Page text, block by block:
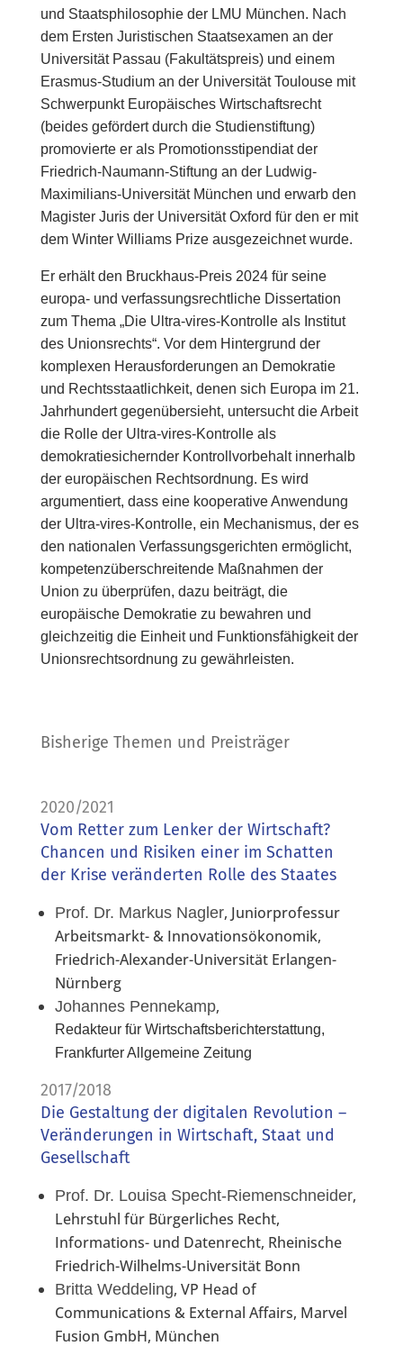
und Staatsphilosophie der LMU München. Nach
dem Ersten Juristischen Staatsexamen an der
Universität Passau (Fakultätspreis) und einem
Erasmus-Studium an der Universität Toulouse mit
Schwerpunkt Europäisches Wirtschaftsrecht
(beides gefördert durch die Studienstiftung)
promovierte er als Promotionsstipendiat der
Friedrich-Naumann-Stiftung an der Ludwig-
Maximilians-Universität München und erwarb den
Magister Juris der Universität Oxford für den er mit
dem Winter Williams Prize ausgezeichnet wurde.
Er erhält den Bruckhaus-Preis 2024 für seine
europa- und verfassungsrechtliche Dissertation
zum Thema „Die Ultra-vires-Kontrolle als Institut
des Unionsrechts“. Vor dem Hintergrund der
komplexen Herausforderungen an Demokratie
und Rechtsstaatlichkeit, denen sich Europa im 21.
Jahrhundert gegenübersieht, untersucht die Arbeit
die Rolle der Ultra-vires-Kontrolle als
demokratiesichernder Kontrollvorbehalt innerhalb
der europäischen Rechtsordnung. Es wird
argumentiert, dass eine kooperative Anwendung
der Ultra-vires-Kontrolle, ein Mechanismus, der es
den nationalen Verfassungsgerichten ermöglicht,
kompetenzüberschreitende Maßnahmen der
Union zu überprüfen, dazu beiträgt, die
europäische Demokratie zu bewahren und
gleichzeitig die Einheit und Funktionsfähigkeit der
Unionsrechtsordnung zu gewährleisten.
Bisherige Themen und Preisträger
2020/2021
Vom Retter zum Lenker der Wirtschaft?
Chancen und Risiken einer im Schatten
der Krise veränderten Rolle des Staates
Prof. Dr. Markus Nagler, Juniorprofessur
Arbeitsmarkt- & Innovationsökonomik,
Friedrich-Alexander-Universität Erlangen-
Nürnberg
Johannes Pennekamp,
Redakteur für Wirtschaftsberichterstattung,
Frankfurter Allgemeine Zeitung
2017/2018
Die Gestaltung der digitalen Revolution –
Veränderungen in Wirtschaft, Staat und
Gesellschaft
Prof. Dr. Louisa Specht-Riemenschneider,
Lehrstuhl für Bürgerliches Recht,
Informations- und Datenrecht, Rheinische
Friedrich-Wilhelms-Universität Bonn
Britta Weddeling, VP Head of
Communications & External Affairs, Marvel
Fusion GmbH, München